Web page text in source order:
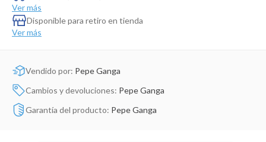
Ver más
Disponible para retiro en tienda
Ver más
Vendido por: Pepe Ganga
Cambios y devoluciones: Pepe Ganga
Garantía del producto: Pepe Ganga
Dinosaurio Juguete